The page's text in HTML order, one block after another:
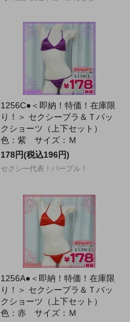
1256C●＜即納！特価！在庫限
り！＞ セクシーブラ＆Ｔバッ
クショーツ（上下セット）
色：紫 サイズ：Ｍ
178円(税込196円)
セクシー代表！パープル！
1256A●＜即納！特価！在庫限
り！＞ セクシーブラ＆Ｔバッ
クショーツ（上下セット）
色：赤 サイズ：Ｍ